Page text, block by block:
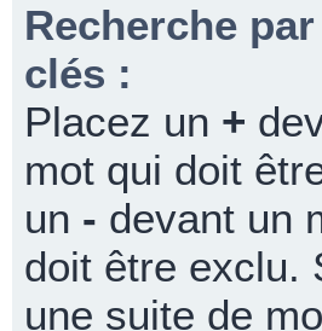
Recherche
clés :
Placez un +
mot qui doit
un - devant un
doit être exclu.
une suite de